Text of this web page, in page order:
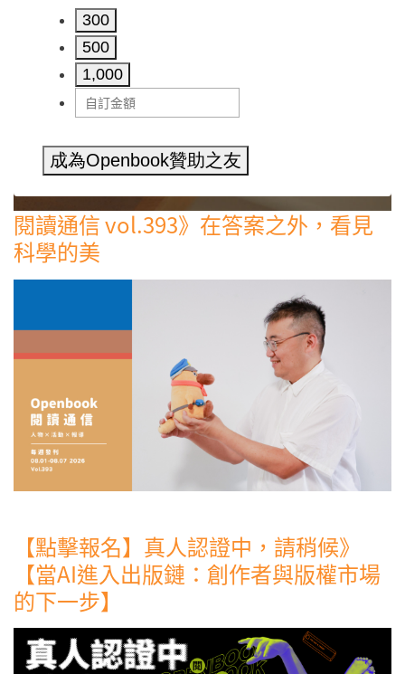
300
500
1,000
成為Openbook贊助之友
閱讀通信 vol.393》在答案之外，看見
科學的美
【點擊報名】真人認證中，請稍候》
【當AI進入出版鏈：創作者與版權市場
的下一步】